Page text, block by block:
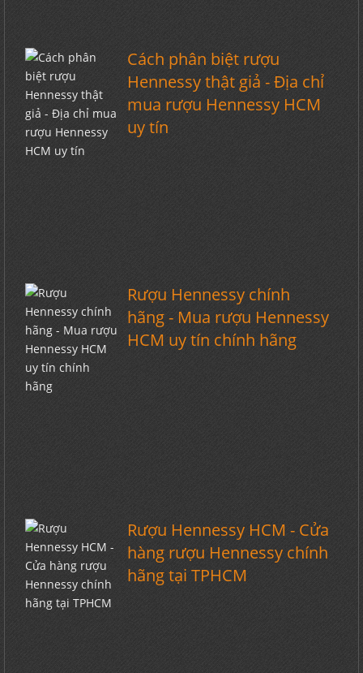
Cách phân biệt rượu
Hennessy thật giả - Địa chỉ
mua rượu Hennessy HCM
uy tín
Rượu Hennessy chính
hãng - Mua rượu Hennessy
HCM uy tín chính hãng
Rượu Hennessy HCM - Cửa
hàng rượu Hennessy chính
hãng tại TPHCM